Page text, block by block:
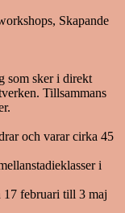
Skapande
som sker i direkt
Tillsammans
och varar cirka 45
i
17 februari till 3 maj